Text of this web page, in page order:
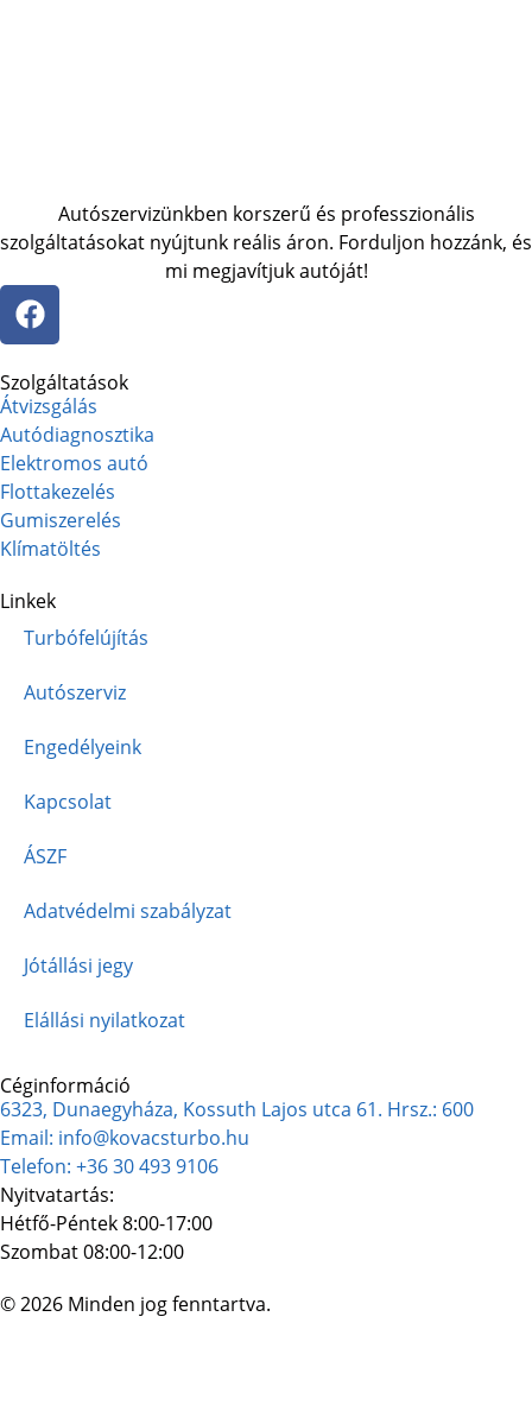
Autószervizünkben korszerű és professzionális
szolgáltatásokat nyújtunk reális áron. Forduljon hozzánk, és
mi megjavítjuk autóját!
Szolgáltatások
Átvizsgálás
Autódiagnosztika
Elektromos autó
Flottakezelés
Gumiszerelés
Klímatöltés
Linkek
Turbófelújítás
Autószerviz
Engedélyeink
Kapcsolat
ÁSZF
Adatvédelmi szabályzat
Jótállási jegy
Elállási nyilatkozat
Céginformáció
6323, Dunaegyháza, Kossuth Lajos utca 61. Hrsz.: 600
Email: info@kovacsturbo.hu
Telefon: +36 30 493 9106
Nyitvatartás:
Hétfő-Péntek 8:00-17:00
Szombat 08:00-12:00
© 2026 Minden jog fenntartva.